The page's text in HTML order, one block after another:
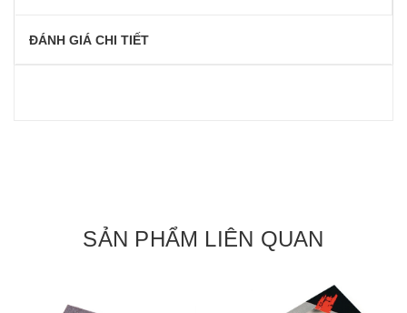
ĐÁNH GIÁ CHI TIẾT
SẢN PHẨM LIÊN QUAN